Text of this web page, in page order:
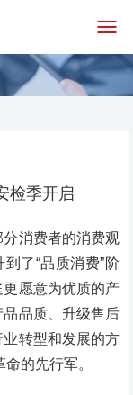
检季开启
消费者的消费观
了“品质消费”阶
愿意为优质的产
品质、升级售后
转型和发展的方
命的先行军。